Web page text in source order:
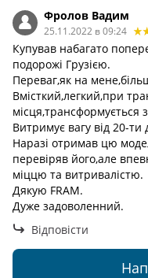
Фролов Вадим
25.11.2022 в 09:24
Купував набагато
подорожі Грузією.
Переваг,як на
Вмісткий,легкий,при
місця,трансформується
Витримує вагу від 20-ти
Наразі отримав цю
перевіряв його,але
міццю та витривалістю.
Дякую FRAM.
Дуже задоволенний.
Відповісти